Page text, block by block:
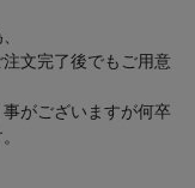
文完了後でもご用意
がございますが何卒